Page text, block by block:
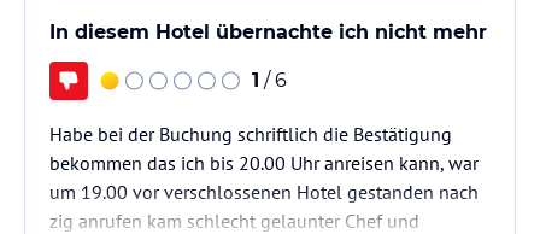
In diesem Hotel übernachte ich nicht mehr
1 / 6
Habe bei der Buchung schriftlich die Bestätigung
bekommen das ich bis 20.00 Uhr anreisen kann, war
um 19.00 vor verschlossenen Hotel gestanden nach
zig anrufen kam schlecht gelaunter Chef und